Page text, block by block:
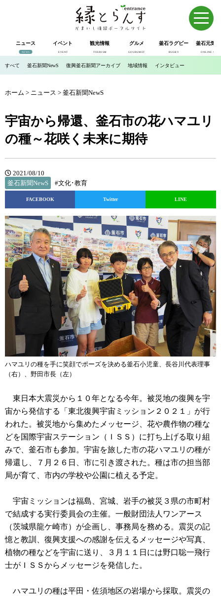
ニュース
NEWS
イベント
EVENT
観光情報
TOURISM
グルメ
GOURUMET
釜石ラグビー
RUGBY
釜石元気
ONLINE SHOP
すべて 釜石新聞NewS 復興釜石新聞アーカイブ 地域情報 インタビュー
ホーム > ニュース > 釜石新聞NewS
宇宙から帰還、釜石市の花ハマユリ
の種～花咲く未来に期待
2021/08/10
釜石新聞NewS
#文化･教育
FACEBOOK Twitter LINE
ハマユリの種を手に笑顔でポーズを決める釜石小児童、長谷川代表理事
（右）、野田市長（左）
東日本大震災から１０年となる今年。被災地の復興を宇
宙から発信する「東北復興宇宙ミッション２０２１」が行
われた。被災地から集めたメッセージ、花や農作物の種な
どを国際宇宙ステーション（ＩＳＳ）に打ち上げる取り組
みで、釜石市も参加。宇宙を旅した市の花ハマユリの種が
帰還し、７月２６日、市に引き渡された。種は市の担当部
局が育て、市内の学校や公園に植える予定。
宇宙ミッションは福島、宮城、岩手の被災３県の市町村
で結成する実行委員会の主催。一般財団法人ワンアース
（茨城県龍ケ崎市）が企画し、事務局を務める。震災の記
憶と教訓、復興支援への感謝を伝えるメッセージや写真、
植物の種などを宇宙に送り、３月１１日には野口聡一飛行
士がＩＳＳからメッセージを発信した。
ハマユリの種は平田・佐須地区の岩場から採取。震災の